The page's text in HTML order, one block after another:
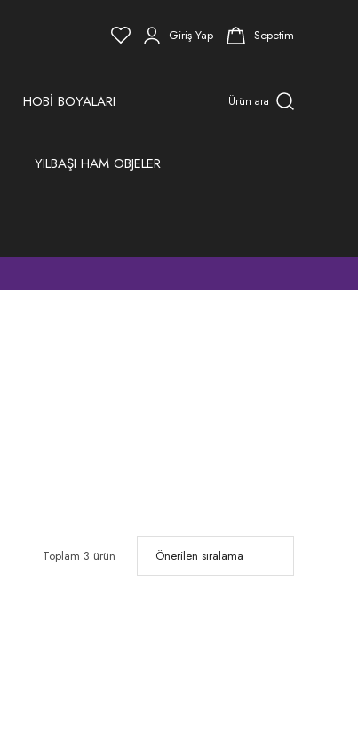
Giriş Yap Sepetim
HOBİ BOYALARI
YILBAŞI HAM OBJELER
Ürün ara
Toplam 3 ürün